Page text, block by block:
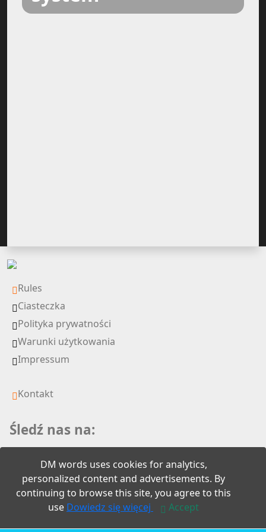
DM words uses cookies for analytics,
personalized content and advertisements. By
continuing to browse this site, you agree to this
use Dowiedz się więcej Accept
Rules
Ciasteczka
Polityka prywatności
Warunki użytkowania
Impressum
Kontakt
Śledź nas na:
2026 DM words